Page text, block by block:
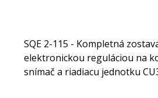
SQE 2-115 - Kompletná
elektronickou reguláciou na
snímač a riadiacu jednotku